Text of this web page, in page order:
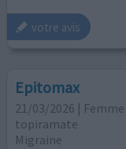
votre avis
Epitomax
21/03/2026 | Femme
topiramate
Migraine